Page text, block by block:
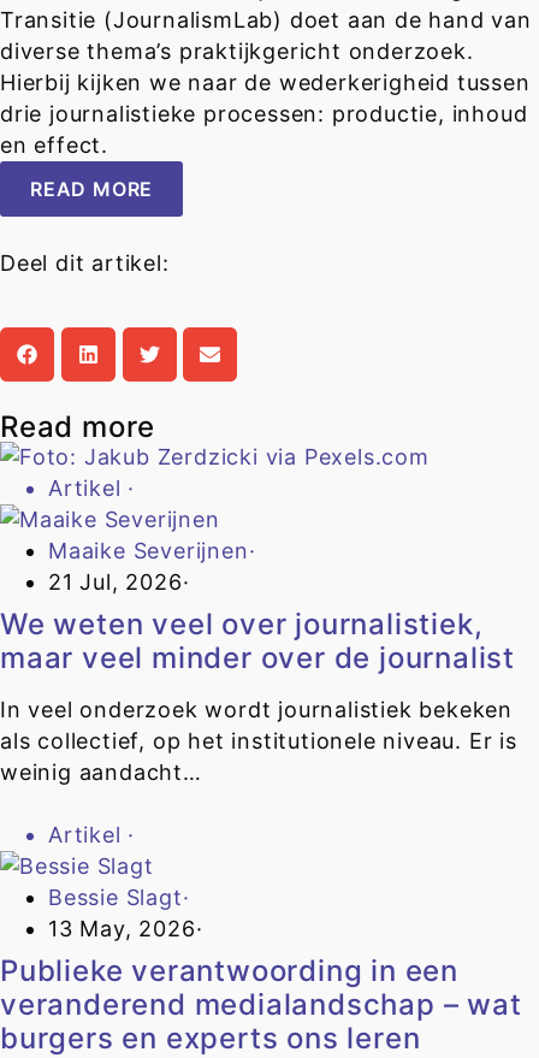
Transitie (JournalismLab) doet aan de hand van
diverse thema’s praktijkgericht onderzoek.
Hierbij kijken we naar de wederkerigheid tussen
drie journalistieke processen: productie, inhoud
en effect.
READ MORE
Deel dit artikel:
Read more
Artikel ·
Maaike Severijnen·
21 Jul, 2026·
We weten veel over journalistiek,
maar veel minder over de journalist
In veel onderzoek wordt journalistiek bekeken
als collectief, op het institutionele niveau. Er is
weinig aandacht…
Artikel ·
Bessie Slagt·
13 May, 2026·
Publieke verantwoording in een
veranderend medialandschap – wat
burgers en experts ons leren